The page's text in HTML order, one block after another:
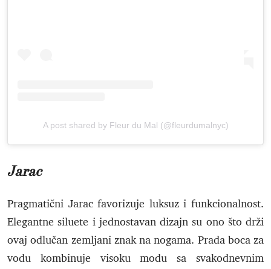
A post shared by Fleur du Mal (@fleurdumalnyc)
Jarac
Pragmatični Jarac favorizuje luksuz i funkcionalnost.
Elegantne siluete i jednostavan dizajn su ono što drži
ovaj odlučan zemljani znak na nogama. Prada boca za
vodu kombinuje visoku modu sa svakodnevnim